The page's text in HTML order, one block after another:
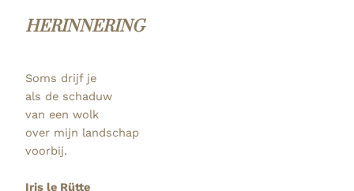
HERINNERING
Soms drijf je
als de schaduw
van een wolk
over mijn landschap
voorbij.
Iris le Rütte